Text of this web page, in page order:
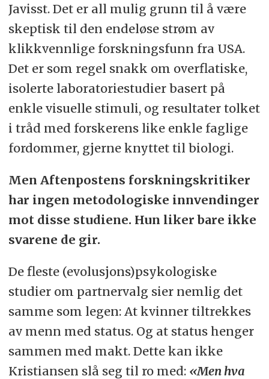
Javisst. Det er all mulig grunn til å være
skeptisk til den endeløse strøm av
klikkvennlige forskningsfunn fra USA.
Det er som regel snakk om overflatiske,
isolerte laboratoriestudier basert på
enkle visuelle stimuli, og resultater tolket
i tråd med forskerens like enkle faglige
fordommer, gjerne knyttet til biologi.
Men Aftenpostens forskningskritiker
har ingen metodologiske innvendinger
mot disse studiene. Hun liker bare ikke
svarene de gir.
De fleste (evolusjons)­psykologiske
studier om partnervalg sier nemlig det
samme som legen: At kvinner tiltrekkes
av menn med status. Og at status henger
sammen med makt. Dette kan ikke
Kristiansen slå seg til ro med: «Men hva